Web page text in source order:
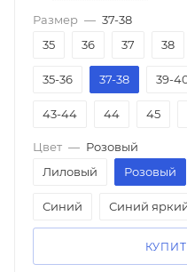
Размер — 37-38
35
36 37 38
35-36 37-38 39-
43-44 44 45
Цвет — Розовый
Лиловый
Розовый
Синий Синий